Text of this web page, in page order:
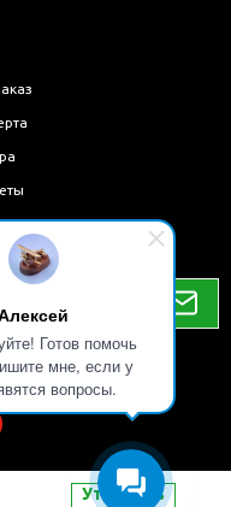
Готов помочь
мне, если у
вопросы.
Уточнить